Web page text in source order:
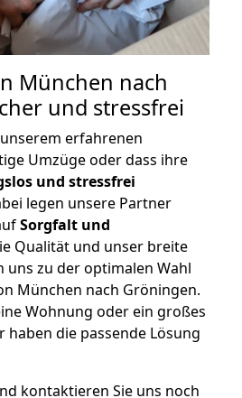
München nach
und stressfrei
erfahrenen
Umzüge oder dass ihre
und stressfrei
legen unsere Partner
Sorgfalt und
Qualität und unser breite
uns zu der optimalen Wahl
München nach Gröningen.
Wohnung oder ein großes
haben die passende Lösung
kontaktieren Sie uns noch